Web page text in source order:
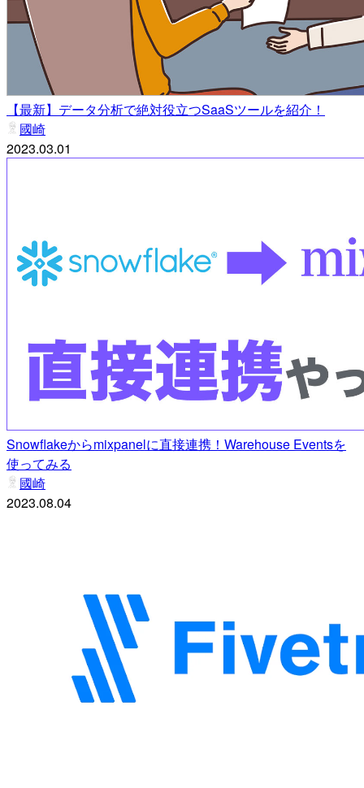
【最新】データ分析で絶対役立つSaaSツールを紹介！
國崎
2023.03.01
Snowflakeからmixpanelに直接連携！Warehouse Eventsを
使ってみる
國崎
2023.08.04